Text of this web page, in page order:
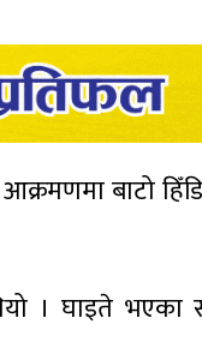
बाटो
। घाइते भएका